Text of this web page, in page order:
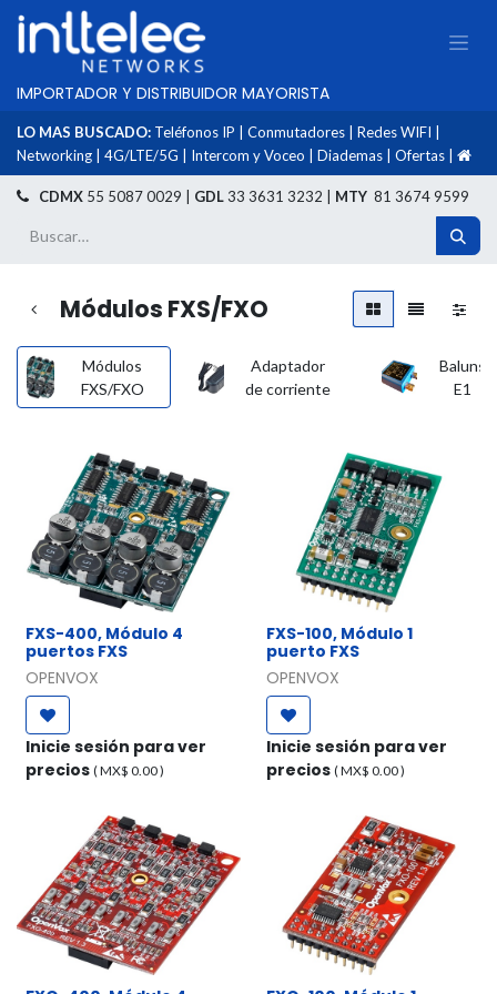
IMPORTADOR Y DISTRIBUIDOR MAYORISTA
LO MAS BUSCADO: Teléfonos IP Conmutadores Redes WIFI
Networking
4G/LTE/5G Intercom y Voceo Diademas Ofertas
CDMX 55 5087 0029 | GDL33 3631 3232 | MTY 81 3674 9599
Módulos FXS/FXO
Módulos
FXS/FXO
Adaptador
de corriente
Baluns
E1
FXS-400, Módulo 4
puertos FXS
OPENVOX
Inicie sesión para ver
precios ( MX$ 0.00)
FXS-100, Módulo 1
puerto FXS
OPENVOX
Inicie sesión para ver
precios ( MX$ 0.00)